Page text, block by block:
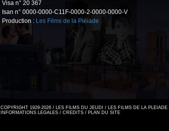
Visa n° 20 367
Isan n° 0000-0000-C11F-0000-2-0000-0000-V
Production : Les Films de la Pléiade
COPYRIGHT 1929-2026 / LES FILMS DU JEUDI / LES FILMS DE LA PLEIADE
INFORMATIONS LEGALES / CREDITS / PLAN DU SITE